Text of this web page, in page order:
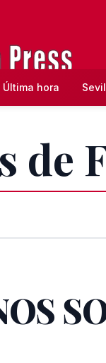
Última hora
de